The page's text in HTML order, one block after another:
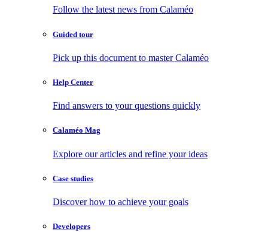
Follow the latest news from Calaméo
Guided tour
Pick up this document to master Calaméo
Help Center
Find answers to your questions quickly
Calaméo Mag
Explore our articles and refine your ideas
Case studies
Discover how to achieve your goals
Developers